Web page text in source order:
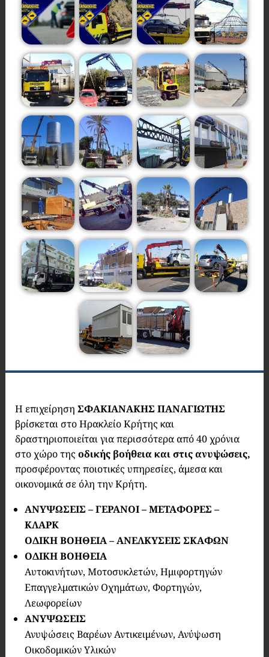
Η επιχείρηση ΣΦΑΚΙΑΝΑΚΗΣ ΠΑΝΑΓΙΩΤΗΣ
βρίσκεται στο Ηρακλείο Κρήτης και
δραστηριοποιείται για περισσότερα από 40 χρόνια
στο χώρο της οδικής βοήθεια και στις ανυψώσεις,
προσφέροντας ποιοτικές υπηρεσίες, άμεσα και
οικονομικά σε όλη την Κρήτη.
ΑΝΥΨΩΣΕΙΣ – ΓΕΡΑΝΟΙ – ΜΕΤΑΦΟΡΕΣ –
ΚΛΑΡΚ
ΟΔΙΚΗ ΒΟΗΘΕΙΑ – ΑΝΕΛΚΥΣΕΙΣ ΣΚΑΦΩΝ
ΟΔΙΚΗ ΒΟΗΘΕΙΑ
Αυτοκινήτων, Μοτοσυκλετών, Ημιφορτηγών
Επαγγελματικών Οχημάτων, Φορτηγών,
Λεωφορείων
ΑΝΥΨΩΣΕΙΣ
Ανυψώσεις Βαρέων Αντικειμένων, Ανύψωση
Οικοδομικών Υλικών